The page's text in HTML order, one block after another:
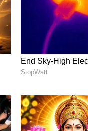
பேசுவதைத்
அர்த்தம். உங்கள்
அவர் வேறு